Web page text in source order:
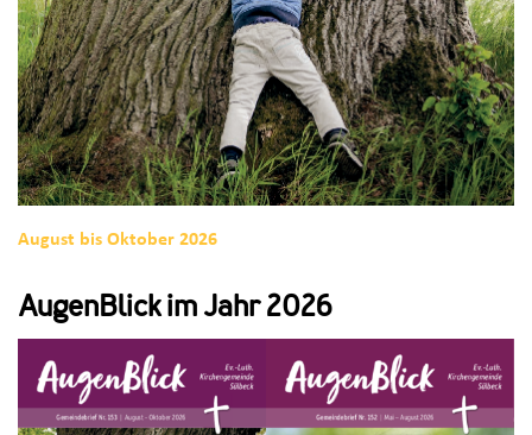
August bis Oktober 2026
AugenBlick im Jahr 2026